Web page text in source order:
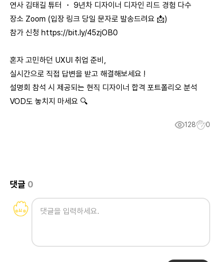
연사 김태길 튜터 ・ 9년차 디자이너 디자인 리드 경험 다수
장소 Zoom (입장 링크 당일 문자로 발송드려요 📩)
참가 신청 https://bit.ly/45zjOB0
혼자 고민하던 UXUI 취업 준비,
실시간으로 직접 답변을 받고 해결해보세요 !
설명회 참석 시 제공되는 현직 디자이너 합격 포트폴리오 분석
VOD도 놓치지 마세요 🔍
128 0
댓글 0